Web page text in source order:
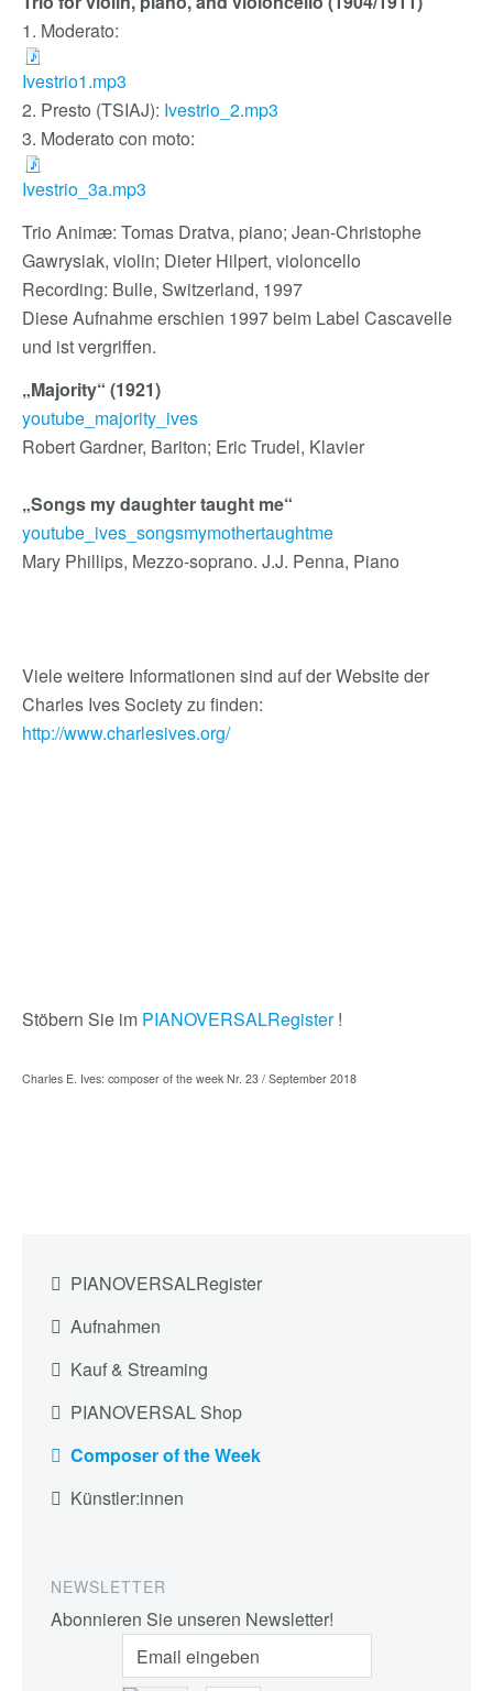
1. Moderato:
Ivestrio1.mp3
2. Presto (TSIAJ): Ivestrio_2.mp3
3. Moderato con moto:
Ivestrio_3a.mp3
Trio Animæ: Tomas Dratva, piano; Jean-Christophe
Gawrysiak, violin; Dieter Hilpert, violoncello
Recording: Bulle, Switzerland, 1997
Diese Aufnahme erschien 1997 beim Label Cascavelle
und ist vergriffen.
„Majority“ (1921)
youtube_majority_ives
Robert Gardner, Bariton; Eric Trudel, Klavier
„Songs my daughter taught me“
youtube_ives_songsmymothertaughtme
Mary Phillips, Mezzo-soprano. J.J. Penna, Piano
Viele weitere Informationen sind auf der Website der
Charles Ives Society zu finden:
http://www.charlesives.org/
Stöbern Sie im PIANOVERSALRegister!
Charles E. Ives: composer of the week Nr. 23 / September 2018
PIANOVERSALRegister
Aufnahmen
Kauf & Streaming
PIANOVERSAL Shop
Composer of the Week
Künstler:innen
NEWSLETTER
Abonnieren Sie unseren Newsletter!